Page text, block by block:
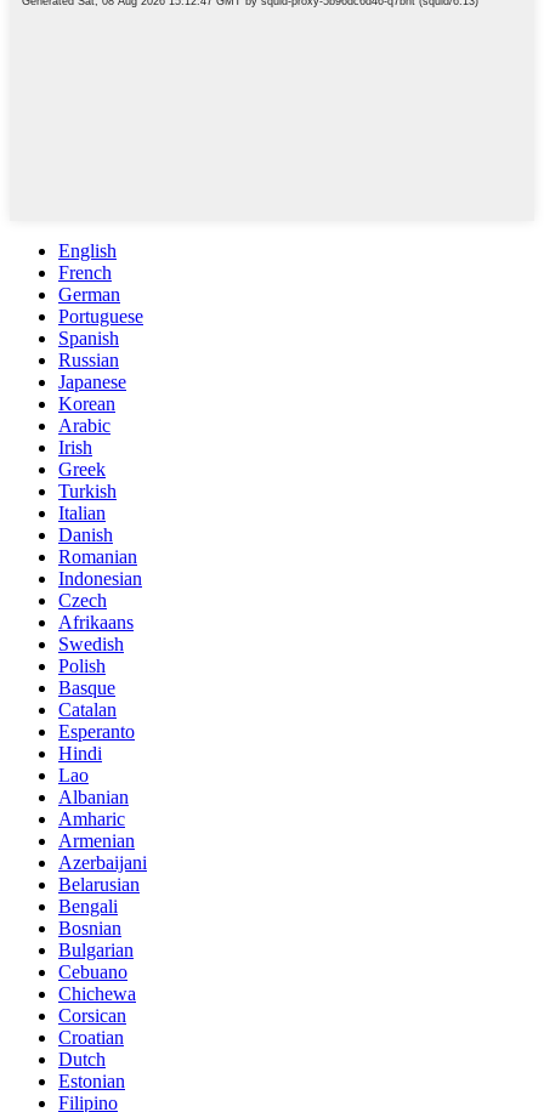
English
French
German
Portuguese
Spanish
Russian
Japanese
Korean
Arabic
Irish
Greek
Turkish
Italian
Danish
Romanian
Indonesian
Czech
Afrikaans
Swedish
Polish
Basque
Catalan
Esperanto
Hindi
Lao
Albanian
Amharic
Armenian
Azerbaijani
Belarusian
Bengali
Bosnian
Bulgarian
Cebuano
Chichewa
Corsican
Croatian
Dutch
Estonian
Filipino